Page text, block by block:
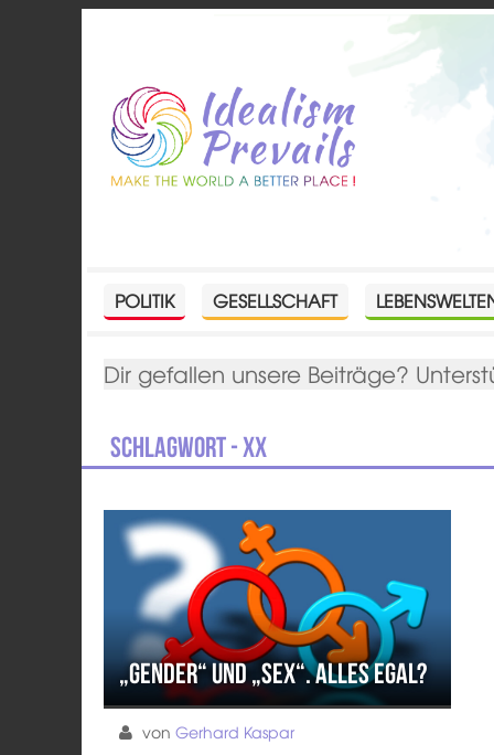
POLITIK GESELLSCHAFT
Dir gefallen unsere Beiträge?
Schlagwort - XX
„gender“ und „sex“. Alles egal?
vonGerhard Kaspar